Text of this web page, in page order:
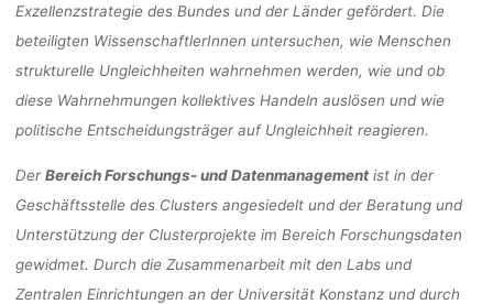
Exzellenzstrategie des Bundes und der Länder gefördert. Die
beteiligten WissenschaftlerInnen untersuchen, wie Menschen
strukturelle Ungleichheiten wahrnehmen werden, wie und ob
diese Wahrnehmungen kollektives Handeln auslösen und wie
politische Entscheidungsträger auf Ungleichheit reagieren.
Der Bereich Forschungs- und Datenmanagementist in der
Geschäftsstelle des Clusters angesiedelt und der Beratung und
Unterstützung der Clusterprojekte im Bereich Forschungsdaten
gewidmet. Durch die Zusammenarbeit mit den Labs und
Zentralen Einrichtungen an der Universität Konstanz und durch